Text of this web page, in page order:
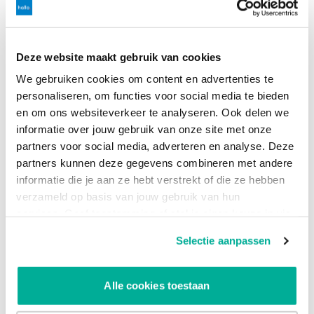
Deze website maakt gebruik van cookies
We gebruiken cookies om content en advertenties te
personaliseren, om functies voor social media te bieden
en om ons websiteverkeer te analyseren. Ook delen we
informatie over jouw gebruik van onze site met onze
partners voor social media, adverteren en analyse. Deze
partners kunnen deze gegevens combineren met andere
informatie die je aan ze hebt verstrekt of die ze hebben
verzameld op basis van jouw gebruik van hun
Selectie aanpassen
Alle cookies toestaan
Gebruik AI-gedreven securitytools
Statische firewalls of traditionele antivirusprogramma’s zijn
niet genoeg. Investeer in slimme detectie: tools die gedrag
analyseren, afwijkingen signaleren en automatisch alarm
slaan. Zeker bij hybride werkplekken is dat geen overbodige
luxe.
Breng je eigen AI-landschap in kaart
Welke tools gebruiken AI in jouw organisatie? Welke data
verwerken ze? En wie beheert deze? Door te weten waar AI
wordt ingezet, kun je beter controleren en beveiligen. Dit
geldt voor HR, marketing én voor je IT-omgeving.
Zorg voor monitoring en updates van AI-integraties
AI-toepassingen werken vaak via externe koppelingen of